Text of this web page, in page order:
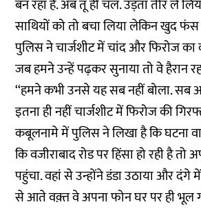
बन रहा है. अब तू ही चल. उड़ता तीर ले
साथियों को तो बचा लिया लेकिन खुद फंस
पुलिस ने चार्जशीट में चांद और फिरोज
जब हमने उन्हें पढ़कर सुनाया तो वे हैरान
‘‘हमने कभी उनसे यह सब नहीं बोला. सब
इतना ही नहीं चार्जशीट में फिरोज की
कबूलनामे में पुलिस ने लिखा है कि घटना
कि वजीराबाद रोड पर हिंसा हो रही है तो
पहुंचा. वहां से उन्होंने डंडा उठाया और दंगे
से आते वक़्त वे अपना फोन घर पर ही भूल